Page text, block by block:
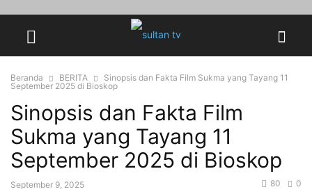
Beranda BERITA
Sinopsis dan Fakta Film Sukma yang Tayang 11
September 2025 di Bioskop
Sinopsis dan Fakta Film
Sukma yang Tayang 11
September 2025 di Bioskop
September 9, 2025 0
80